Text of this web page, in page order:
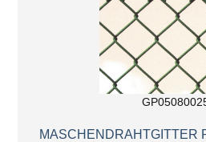
MASCHENDRAHTGITTER